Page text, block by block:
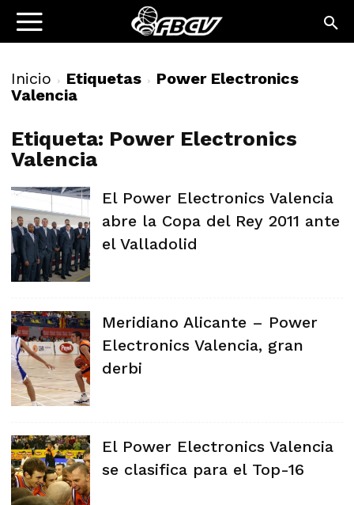
Inicio Etiquetas
Power Electronics
Valencia
Etiqueta: Power Electronics
Valencia
El Power Electronics Valencia
abre la Copa del Rey 2011 ante
el Valladolid
Meridiano Alicante – Power
Electronics Valencia, gran
derbi
El Power Electronics Valencia
se clasifica para el Top-16